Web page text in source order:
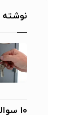
۱۰